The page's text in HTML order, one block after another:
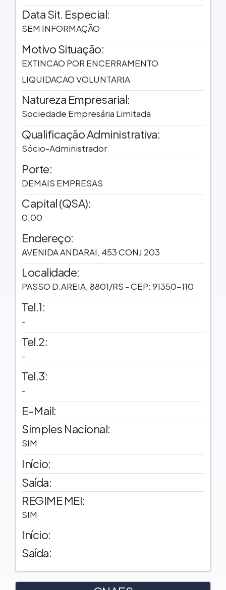
Data Sit. Especial:
SEM INFORMAÇÃO
Motivo Situação:
EXTINCAO POR ENCERRAMENTO
LIQUIDACAO VOLUNTARIA
Natureza Empresarial:
Sociedade Empresária Limitada
Qualificação Administrativa:
Sócio-Administrador
Porte:
DEMAIS EMPRESAS
Capital (QSA):
0,00
Endereço:
AVENIDA ANDARAI, 453 CONJ 203
Localidade:
PASSO D.AREIA, 8801/RS - CEP: 91350-110
Tel.1:
-
Tel.2:
-
Tel.3:
-
E-Mail:
Simples Nacional:
SIM
Início:
Saída:
REGIME MEI:
SIM
Início:
Saída: